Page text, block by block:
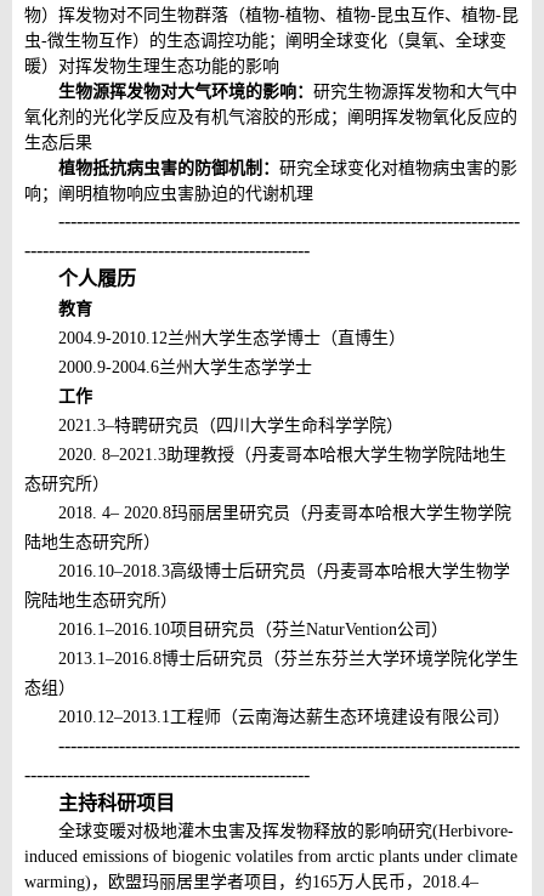
物） 挥发物对不同生物群落（植物-植物、植物-昆虫互作、植物-昆
虫-微生物互作）的生态调控功能；阐明全球变化（臭氧、全球变
暖）对挥发物生理生态功能的影响
生物源挥发物对大气环境的影响： 研究生物源挥发物和大气中
氧化剂的光化学反应及有机气溶胶的形成；阐明挥发物氧化反应的
生态后果
植物抵抗病虫害的防御机制： 研究全球变化对植物病虫害的影
响；阐明植物响应虫害胁迫的代谢机理
----------------------------------------------------------------------------
-----------------------------------------------
个人履历
教育
2004.9-2010.12兰州大学生态学博士（直博生）
2000.9-2004.6兰州大学生态学学士
工作
2021 3–特聘研究员 （四川大学生命科学学院）
2020 . 8–2021.3助理教授 （丹麦哥本哈根大学生物学院陆地生
态研究所）
2018. 4– 2020.8玛丽居里研究员（丹麦哥本哈根大学生物学院
陆地生态研究所）
2016.10–2018.3高级博士后研究员（丹麦哥本哈根大学生物学
院陆地生态研究所）
2016.1–2016.10项目研究员（芬兰NaturVention公司）
2013.1–2016.8博士后研究员（芬兰东芬兰大学环境学院化学生
态组）
2010.12–2013.1 工程师 （云南海达薪生态环境建设有限公司）
----------------------------------------------------------------------------
-----------------------------------------------
主持科研项目
全球变暖对极地灌木虫害及挥发物释放的影响研究(Herbivore-
induced emissions of biogenic volatiles from arctic plants under climate
warming) ，欧盟玛丽居里学者项目，约165万人民币， 2018.4–